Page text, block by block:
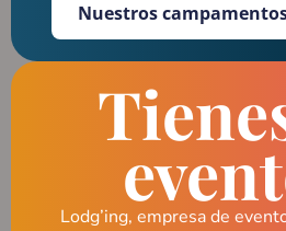
Nuestros
Lodg’ing, empresa de